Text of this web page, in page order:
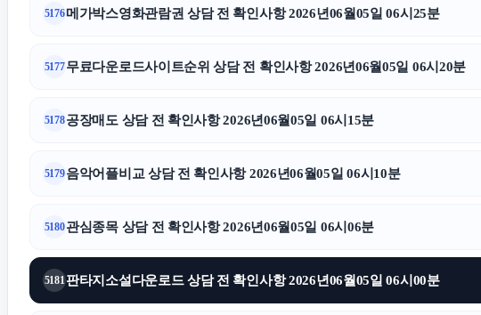
5176메가박스영화관람권 상담 전 확인사항 2026년06월05일 06시25분
5177무료다운로드사이트순위 상담 전 확인사항 2026년06월05일 06시20분
5178공장매도 상담 전 확인사항 2026년06월05일 06시15분
5179음악어플비교 상담 전 확인사항 2026년06월05일 06시10분
5180관심종목 상담 전 확인사항 2026년06월05일 06시06분
5181 판타지소설다운로드 상담 전 확인사항 2026년06월05일 06시00분